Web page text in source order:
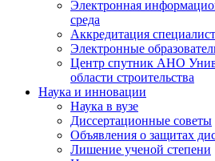
Электронная
среда
Аккредитация
Электронные
Центр спутник АНО
области строительства
Наука и инновации
Наука в вузе
Диссертационные советы
Объявления о защитах
Лишение ученой степени